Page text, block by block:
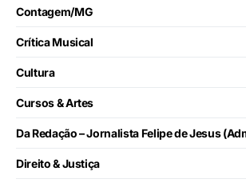
Contagem/MG
Crítica Musical
Cultura
Cursos & Artes
Da Redação – Jornalista Felipe de Jesus
Direito & Justiça